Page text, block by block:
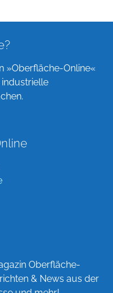
»Oberfläche-Online«
Oberfläche-
& News aus der